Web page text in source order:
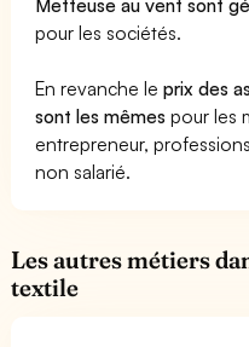
pour les sociétés.
En revanche leprix des
sont les mêmes pour les
entrepreneur,
non salarié.
Les autres métiers
textile